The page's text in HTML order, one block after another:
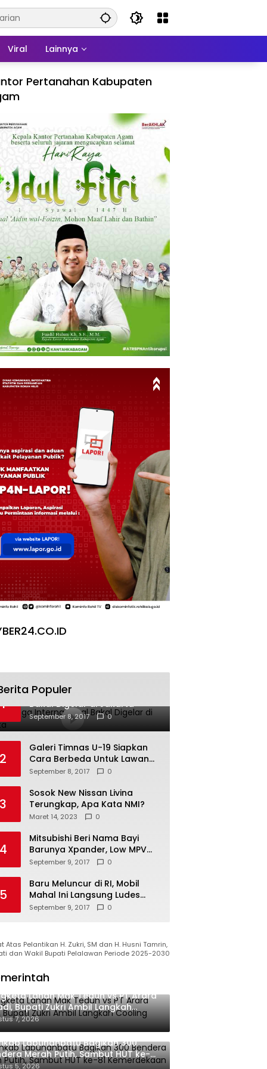
Viral Lainnya
Pertanahan Kabupaten
Populer
1
Pesta Yoga Internasional
Bakal Digelar di Jakarta
September 8, 2017 0
2
Galeri Timnas U-19 Siapkan
Cara Berbeda Untuk Lawan
Vietnam
September 8, 2017 0
3
Sosok New Nissan Livina
Terungkap, Apa Kata NMI?
Maret 14, 2023 0
4
Mitsubishi Beri Nama Bayi
Barunya Xpander, Low MPV
Pesaing Avanza cs
September 9, 2017 0
5
Baru Meluncur di RI, Mobil
Mahal Ini Langsung Ludes
Terjual
September 9, 2017 0
Atas Pelantikan H. Zukri, SM dan H. Husni Tamrin,
dan Wakil Bupati Pelalawan Periode 2025-2030
Lahan Mak Teduh vs PT Arara
Bupati Zukri Ambil Langkah
Down
7, 2026
Labuhanbatu Bagikan 300
Merah Putih, Sambut HUT ke-81
RI
5, 2026